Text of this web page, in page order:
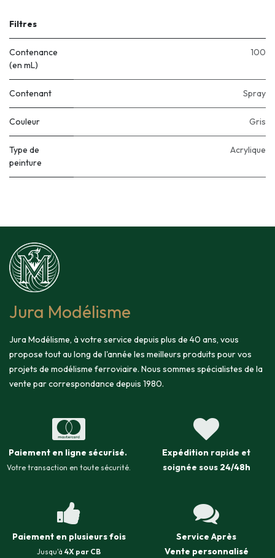
Filtres
Contenance
(en mL)
100
Contenant Spray
Couleur Gris
Type de
peinture
Acrylique
Jura Modélisme
Jura Modélisme, à votre service depuis plus de 40 ans, vous
propose tout au long de l'année les meilleurs produits pour vos
projets de modélisme ferroviaire. Nous sommes spécialistes de la
vente par correspondance depuis 1980.
Paiement en ligne sécurisé.
Votre transaction en toute sécurité.
Expédition rapide et
soignée sous 24/48h
Paiement en plusieurs fois
Jusqu'à 4X par CB
Service Après
Vente personnalisé